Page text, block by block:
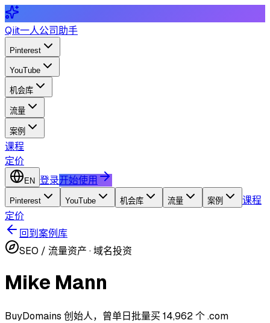
Qiit一人公司助手
Pinterest
YouTube
机会库
流量
案例
课程
定价
EN 登录开始使用
Pinterest YouTube 机会库 流量 案例
课程
定价
回到案例库
SEO / 流量资产 ·域名投资
Mike Mann
BuyDomains 创始人，曾单日批量买 14,962 个 .com